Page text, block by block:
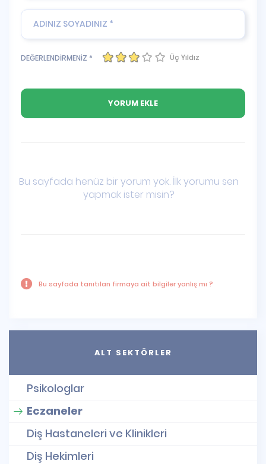
DEĞERLENDİRMENİZ * Üç Yıldız
Bu sayfada henüz bir yorum yok. İlk yorumu sen
yapmak ister misin?
Bu sayfada tanıtılan firmaya ait bilgiler yanlış mı ?
ALT SEKTÖRLER
Psikologlar
Eczaneler
Diş Hastaneleri ve Klinikleri
Diş Hekimleri